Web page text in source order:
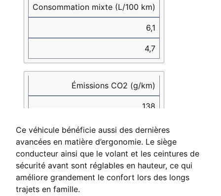
Consommation mixte (L/100 km)
6,1
4,7
Émissions CO2 (g/km)
138
124
Transmission
Manuelle / Automatique
Ce véhicule bénéficie aussi des dernières
avancées en matière d’ergonomie. Le siège
conducteur ainsi que le volant et les ceintures de
sécurité avant sont réglables en hauteur, ce qui
améliore grandement le confort lors des longs
trajets en famille.